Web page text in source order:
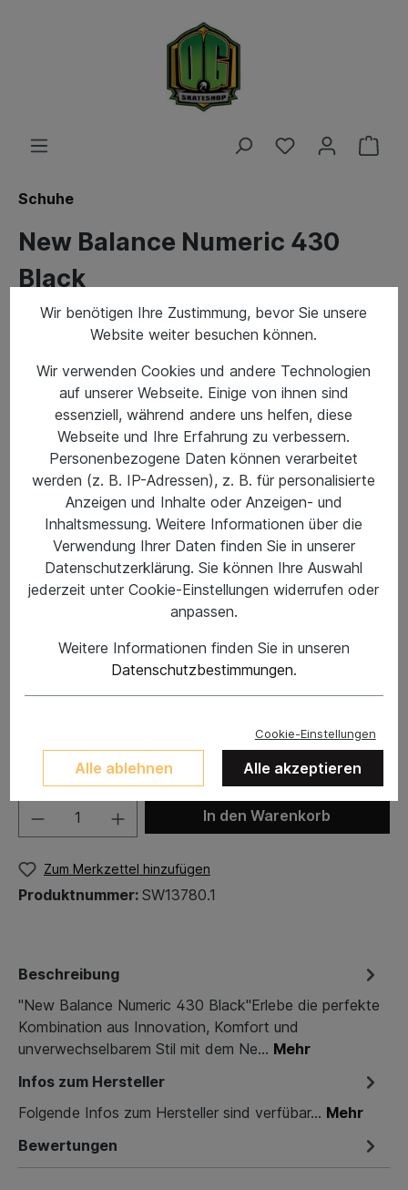
Schuhe
New Balance Numeric 430
Black
69,95 €* %
79,95 €* (12.51% gespart)
Preise inkl. MwSt. zzgl. Versandkosten
US8,5/EU42
In den Warenkorb
Zum Merkzettel hinzufügen
Produktnummer: SW13780.1
Beschreibung
"New Balance Numeric 430 Black"Erlebe die perfekte
Kombination aus Innovation, Komfort und
unverwechselbarem Stil mit dem Ne… Mehr
Infos zum Hersteller
Folgende Infos zum Hersteller sind verfübar... Mehr
Bewertungen
Wir benötigen Ihre Zustimmung, bevor Sie unsere
Website weiter besuchen können.
Wir verwenden Cookies und andere Technologien
auf unserer Webseite. Einige von ihnen sind
essenziell, während andere uns helfen, diese
Webseite und Ihre Erfahrung zu verbessern.
Personenbezogene Daten können verarbeitet
werden (z. B. IP-Adressen), z. B. für personalisierte
Anzeigen und Inhalte oder Anzeigen- und
Inhaltsmessung. Weitere Informationen über die
Verwendung Ihrer Daten finden Sie in unserer
Datenschutzerklärung. Sie können Ihre Auswahl
jederzeit unter Cookie-Einstellungen widerrufen oder
anpassen.
Weitere Informationen finden Sie in unseren
Datenschutzbestimmungen.
Cookie-Einstellungen
Alle ablehnen Alle akzeptieren